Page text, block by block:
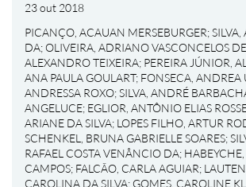
23 out 2018
PICANÇO, ACAUAN MERSEBURGER;SILVA,
DA;OLIVEIRA, ADRIANO VASCONCELOS DE
ALEXANDRO TEIXEIRA; PEREIRA JÚNIOR,
ANA PAULA GOULART; FONSECA, ANDREA
ANDRESSA ROXO;SILVA, ANDRÉ
ANGELUCE; EGLIOR, ANTÔNIO ELIAS
ARIANE DA SILVA; LOPES FILHO, ARTUR
SCHENKEL, BRUNA GABRIELLE SOARES;
RAFAEL COSTA VENÂNCIO DA;
CAMPOS; FALCÃO, CARLA AGUIAR;
CAROLINA DA SILVA; GOMES, CAROLINE